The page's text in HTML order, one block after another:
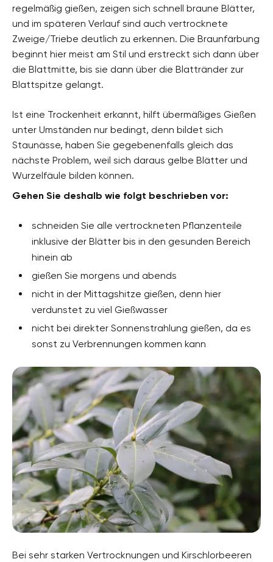
regelmäßig gießen, zeigen sich schnell braune Blätter,
und im späteren Verlauf sind auch vertrocknete
Zweige/Triebe deutlich zu erkennen. Die Braunfärbung
beginnt hier meist am Stil und erstreckt sich dann über
die Blattmitte, bis sie dann über die Blattränder zur
Blattspitze gelangt.
Ist eine Trockenheit erkannt, hilft übermäßiges Gießen
unter Umständen nur bedingt, denn bildet sich
Staunässe, haben Sie gegebenenfalls gleich das
nächste Problem, weil sich daraus gelbe Blätter und
Wurzelfäule bilden können.
Gehen Sie deshalb wie folgt beschrieben vor:
schneiden Sie alle vertrockneten Pflanzenteile
inklusive der Blätter bis in den gesunden Bereich
hinein ab
gießen Sie morgens und abends
nicht in der Mittagshitze gießen, denn hier
verdunstet zu viel Gießwasser
nicht bei direkter Sonnenstrahlung gießen, da es
sonst zu Verbrennungen kommen kann
Bei sehr starken Vertrocknungen und Kirschlorbeeren